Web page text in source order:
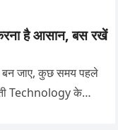
है आसान, बस रखें
बन जाए, कुछ समय पहले
Technology के…